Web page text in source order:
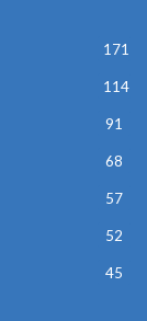
171
114
91
68
57
52
45